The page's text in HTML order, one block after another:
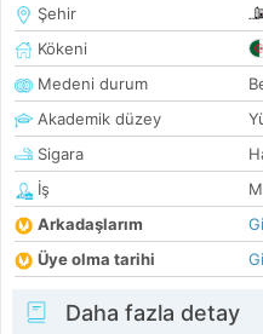
Şehir
Kökeni
Medeni durum
Akademik düzey
Sigara
İş
Arkadaşlarım
Üye olma tarihi
Daha fazla detay